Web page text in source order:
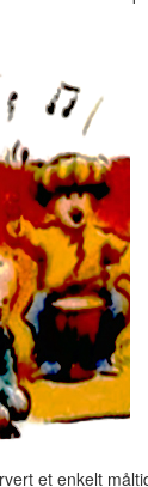
et enkelt